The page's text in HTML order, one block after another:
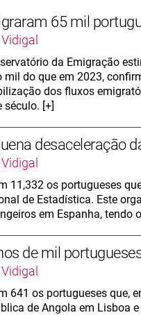
65 mil
da Emigração
mil do que em 2023,
dos fluxos
século. [+]
desaceleração
11,332 os portugueses
de Estadística. Este
em Espanha, tendo
de mil
641 os portugueses que,
de Angola em Lisboa